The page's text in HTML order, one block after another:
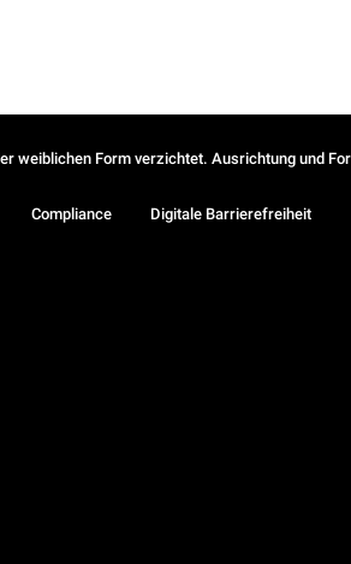
Form verzichtet. Ausrichtung und
Compliance
Digitale Barrierefreiheit